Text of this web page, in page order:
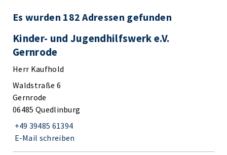
Es wurden 182 Adressen gefunden
Kinder- und Jugendhilfswerk e.V.
Gernrode
Herr Kaufhold
Waldstraße 6
Gernrode
06485 Quedlinburg
+49 39485 61394
E-Mail schreiben